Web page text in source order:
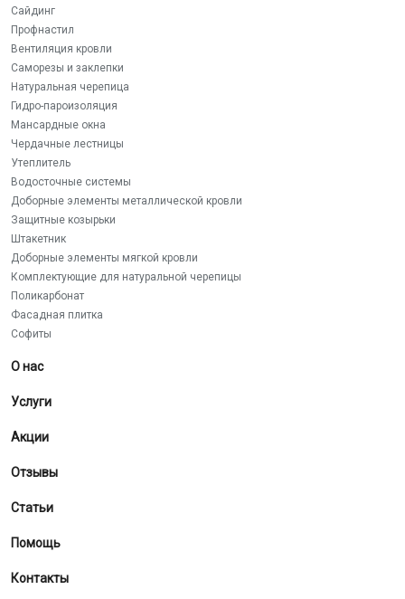
Сайдинг
Профнастил
Вентиляция кровли
Саморезы и заклепки
Натуральная черепица
Гидро-пароизоляция
Мансардные окна
Чердачные лестницы
Утеплитель
Водосточные системы
Доборные элементы металлической кровли
Защитные козырьки
Штакетник
Доборные элементы мягкой кровли
Комплектующие для натуральной черепицы
Поликарбонат
Фасадная плитка
Софиты
О нас
Услуги
Акции
Отзывы
Статьи
Помощь
Контакты